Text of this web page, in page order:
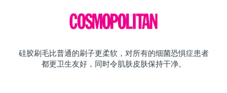
硅胶刷毛比普通的刷子更柔软，对所有的细菌恐惧症患者
都更卫生友好，同时令肌肤皮肤保持干净。